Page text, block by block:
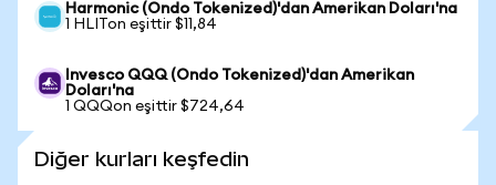
Harmonic (Ondo Tokenized)'dan Amerikan Doları'na
1 HLITon eşittir $11,84
Invesco QQQ (Ondo Tokenized)'dan Amerikan
Doları'na
1 QQQon eşittir $724,64
Diğer kurları keşfedin